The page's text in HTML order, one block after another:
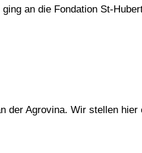
an die Fondation St-
der Agrovina. Wir stellen